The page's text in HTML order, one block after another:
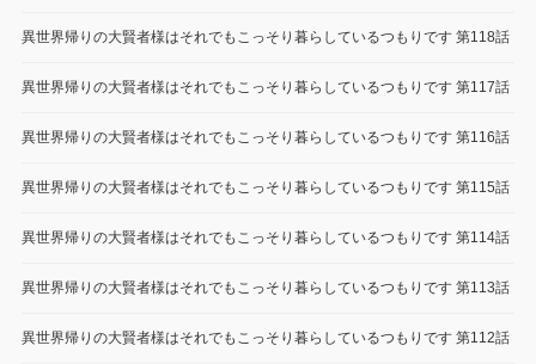
異世界帰りの大賢者様はそれでもこっそり暮らしているつもりです 第118話
異世界帰りの大賢者様はそれでもこっそり暮らしているつもりです 第117話
異世界帰りの大賢者様はそれでもこっそり暮らしているつもりです 第116話
異世界帰りの大賢者様はそれでもこっそり暮らしているつもりです 第115話
異世界帰りの大賢者様はそれでもこっそり暮らしているつもりです 第114話
異世界帰りの大賢者様はそれでもこっそり暮らしているつもりです 第113話
異世界帰りの大賢者様はそれでもこっそり暮らしているつもりです 第112話